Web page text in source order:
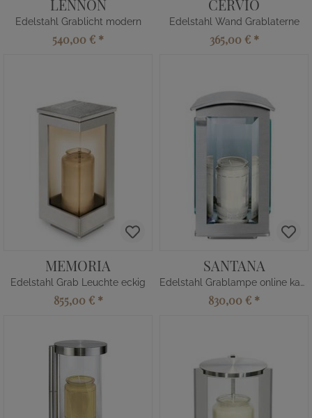
LENNON
Edelstahl Grablicht modern
540,00 € *
CERVIO
Edelstahl Wand Grablaterne
365,00 € *
MEMORIA
Edelstahl Grab Leuchte eckig
855,00 € *
SANTANA
Edelstahl Grablampe online kaufen
830,00 € *